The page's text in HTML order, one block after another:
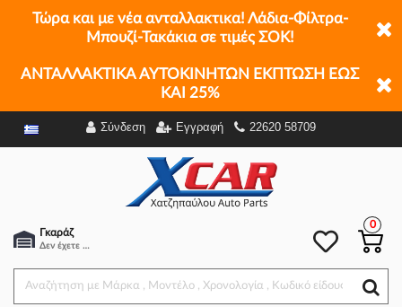
Τώρα και με νέα ανταλλακτικα! Λάδια-Φίλτρα-
Μπουζί-Τακάκια σε τιμές ΣΟΚ!
ΑΝΤΑΛΛΑΚΤΙΚΑ ΑΥΤΟΚΙΝΗΤΩΝ ΕΚΠΤΩΣΗ ΕΩΣ
ΚΑΙ 25%
Σύνδεση Εγγραφή 22620 58709
Γκαράζ
Δεν έχετε επιλέξει αμάξι.
0